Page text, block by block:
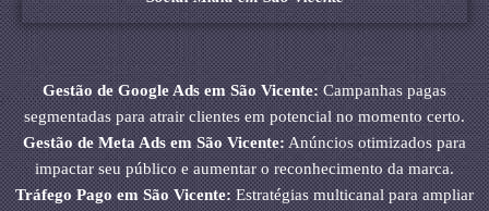
Gestão de Google Ads em São Vicente:Campanhas pagas
segmentadas para atrair clientes em potencial no momento certo.
Gestão de Meta Ads em São Vicente:Anúncios otimizados para
impactar seu público e aumentar o reconhecimento da marca.
Tráfego Pago em São Vicente:Estratégias multicanal para ampliar